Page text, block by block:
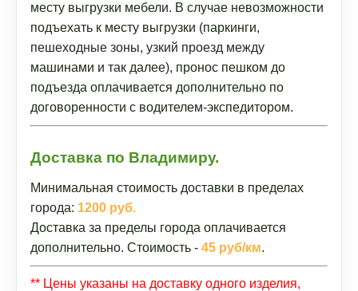
месту выгрузки мебели. В случае невозможности
подъехать к месту выгрузки (паркинги,
пешеходные зоны, узкий проезд между
машинами и так далее), пронос пешком до
подъезда оплачивается дополнительно по
договоренности с водителем-экспедитором.
Доставка по Владимиру.
Минимальная стоимость доставки в пределах
города: 1200 руб.
Доставка за пределы города оплачивается
дополнительно. Стоимость - 45 руб/км.
** Цены указаны на доставку одного изделия,